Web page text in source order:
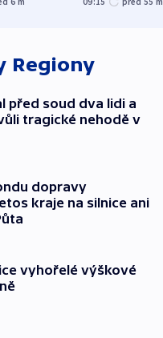
Regiony
před soud dva lidi a
tragické nehodě v
dopravy
kraje na silnice ani
vyhořelé výškové